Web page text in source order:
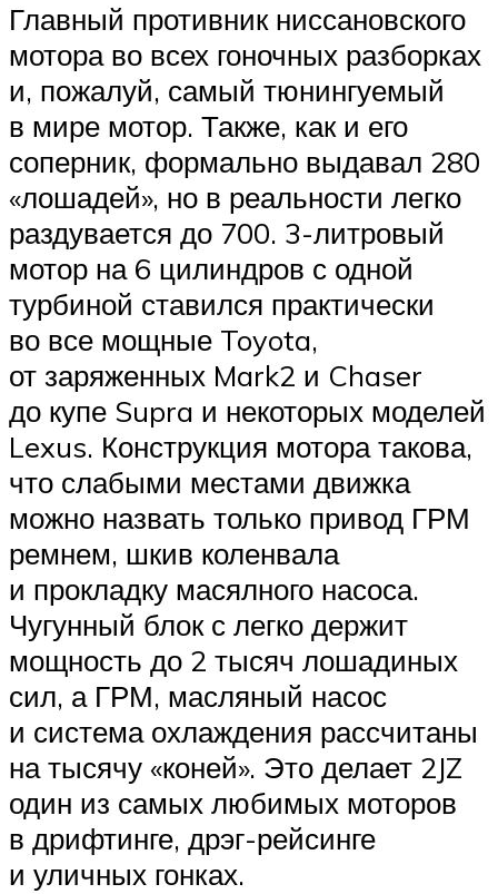
Главный противник ниссановского
мотора во всех гоночных разборках
и, пожалуй, самый тюнингуемый
в мире мотор. Также, как и его
соперник, формально выдавал 280
«лошадей», но в реальности легко
раздувается до 700. 3-литровый
мотор на 6 цилиндров с одной
турбиной ставился практически
во все мощные Toyota,
от заряженных Mark2 и Chaser
до купе Supra и некоторых моделей
Lexus. Конструкция мотора такова,
что слабыми местами движка
можно назвать только привод ГРМ
ремнем, шкив коленвала
и прокладку масялного насоса.
Чугунный блок с легко держит
мощность до 2 тысяч лошадиных
сил, а ГРМ, масляный насос
и система охлаждения рассчитаны
на тысячу «коней». Это делает 2JZ
один из самых любимых моторов
в дрифтинге, дрэг-рейсинге
и уличных гонках.